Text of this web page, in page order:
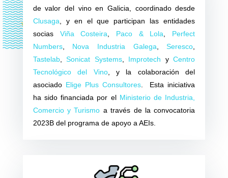
de valor del vino en Galicia, coordinado desde
Clusaga , y en el que participan las entidades
socias Viña Costeira Paco & Lola
Perfect
Numbers, Nova Industria Galega ,Seresco
Tastelab,Sonicat Systems, Improtech yCentro
Tecnológico del Vino, y la colaboración del
asociado Elige Plus Consultores. Esta iniciativa
ha sido financiada por el Ministerio de Industria,
Comercio y Turismo a través de la convocatoria
2023B del programa de apoyo a AEIs.